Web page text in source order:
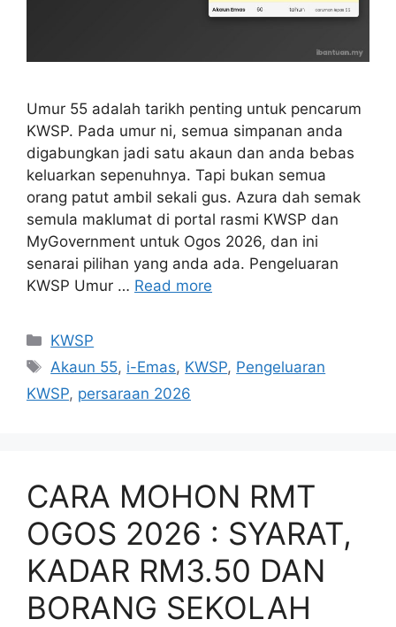
Umur 55 adalah tarikh penting untuk pencarum
KWSP. Pada umur ni, semua simpanan anda
digabungkan jadi satu akaun dan anda bebas
keluarkan sepenuhnya. Tapi bukan semua
orang patut ambil sekali gus. Azura dah semak
semula maklumat di portal rasmi KWSP dan
MyGovernment untuk Ogos 2026, dan ini
senarai pilihan yang anda ada. Pengeluaran
KWSP Umur … Read more
Categories
KWSP
Tags
Akaun 55, i-Emas, KWSP, Pengeluaran
KWSP, persaraan 2026
CARA MOHON RMT
OGOS 2026 : SYARAT,
KADAR RM3.50 DAN
BORANG SEKOLAH